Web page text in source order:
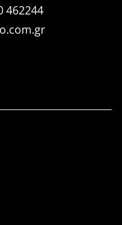
462244